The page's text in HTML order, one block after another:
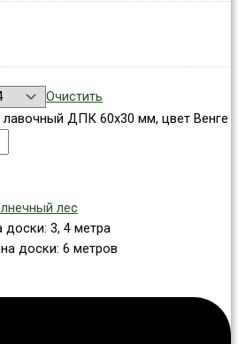
Очистить
лавочный ДПК 60x30 мм, цвет Венге
лес
доски: 3, 4 метра
доски: 6 метров